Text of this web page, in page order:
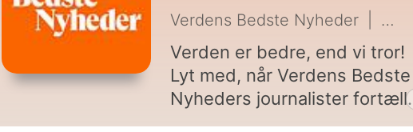
Verdens Bedste Nyheder
Verden er bedre, end vi tror!
Lyt med, når Verdens Bedste
Nyheders journalister
om nogle af de seneste